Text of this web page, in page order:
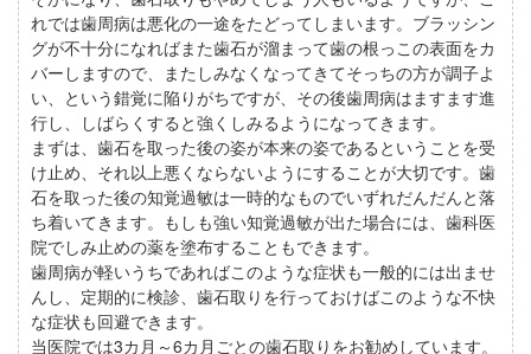
れでは歯周病は悪化の一途をたどってしまいます。ブラッシン
グが不十分になればまた歯石が溜まって歯の根っこの表面をカ
バーしますので、またしみなくなってきてそっちの方が調子よ
い、という錯覚に陥りがちですが、その後歯周病はますます進
行し、しばらくすると強くしみるようになってきます。
まずは、歯石を取った後の姿が本来の姿であるということを受
け止め、それ以上悪くならないようにすることが大切です。歯
石を取った後の知覚過敏は一時的なものでいずれだんだんと落
ち着いてきます。もしも強い知覚過敏が出た場合には、歯科医
院でしみ止めの薬を塗布することもできます。
歯周病が軽いうちであればこのような症状も一般的には出ませ
んし、定期的に検診、歯石取りを行っておけばこのような不快
な症状も回避できます。
当医院では3カ月～6カ月ごとの歯石取りをお勧めしています。